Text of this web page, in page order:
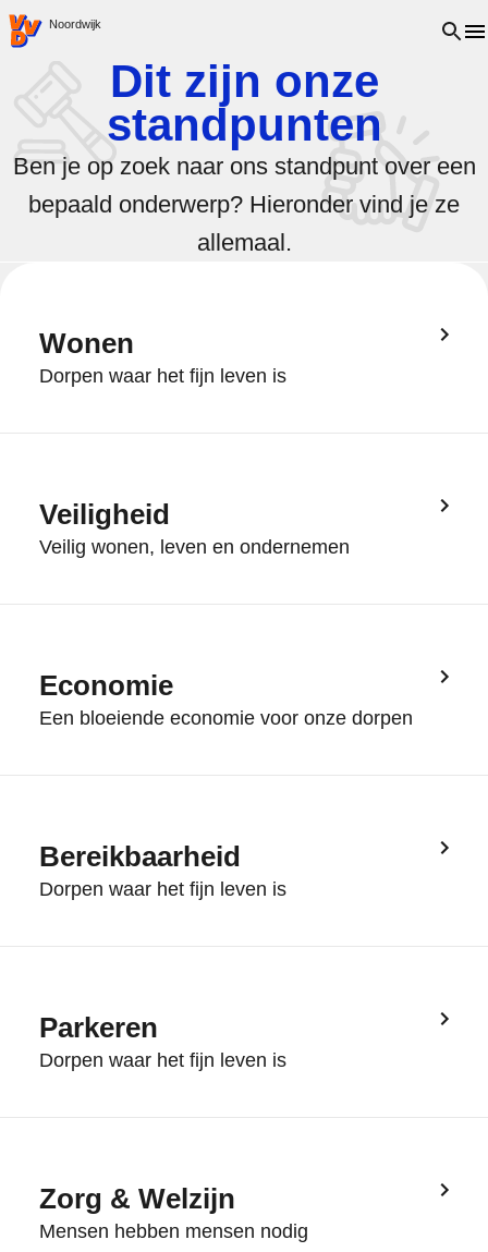
VVD.nl - Ga naar de homepage
Noordwijk Open
Dit zijn onze
standpunten
Ben je op zoek naar ons standpunt over een
bepaald onderwerp? Hieronder vind je ze
allemaal.
Wonen
Dorpen waar het fijn leven is
Veiligheid
Veilig wonen, leven en ondernemen
Economie
Een bloeiende economie voor onze dorpen
Bereikbaarheid
Dorpen waar het fijn leven is
Parkeren
Dorpen waar het fijn leven is
Zorg & Welzijn
Mensen hebben mensen nodig